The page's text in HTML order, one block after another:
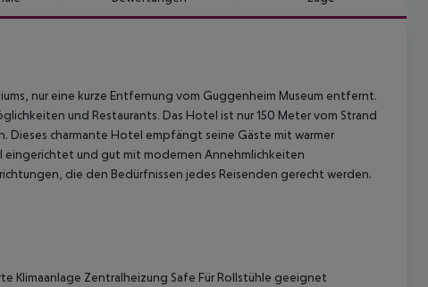
nur eine kurze Entfernung vom Guggenheim Museum entfernt.
und Restaurants. Das Hotel ist nur 150 Meter vom Strand
charmante Hotel empfängt seine Gäste mit warmer
eingerichtet und gut mit modernen Annehmlichkeiten
die den Bedürfnissen jedes Reisenden gerecht werden.
Klimaanlage Zentralheizung Safe Für Rollstühle geeignet